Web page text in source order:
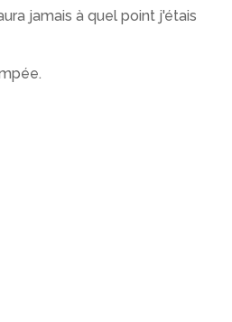
jamais à quel point j'étais